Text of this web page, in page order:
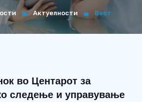
Актуелности Вест
во Центарот за
следење и управување